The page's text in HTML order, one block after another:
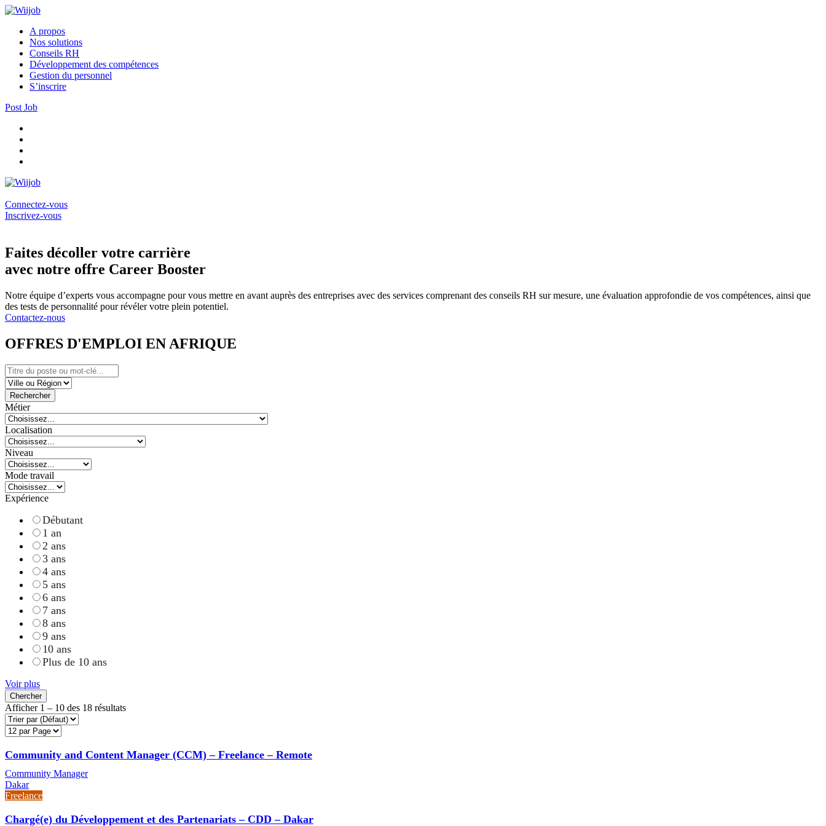
A propos
Nos solutions
Conseils RH
Développement des compétences
Gestion du personnel
S’inscrire
Post Job
Connectez-vous
Inscrivez-vous
Faites décoller votre carrière
avec notre offre Career Booster
Notre équipe d’experts vous accompagne pour vous mettre en avant auprès des entreprises avec des services comprenant des conseils RH sur mesure, une évaluation approfondie de vos compétences, ainsi que
des tests de personnalité pour révéler votre plein potentiel.
Contactez-nous
OFFRES D'EMPLOI EN AFRIQUE
Rechercher
Métier
Localisation
Niveau
Mode travail
Expérience
Débutant
1 an
2 ans
3 ans
4 ans
5 ans
6 ans
7 ans
8 ans
9 ans
10 ans
Plus de 10 ans
Voir plus
Chercher
Afficher 1 – 10 des 18 résultats
Community and Content Manager (CCM) – Freelance – Remote
Community Manager
Dakar
Freelance
Chargé(e) du Développement et des Partenariats – CDD – Dakar